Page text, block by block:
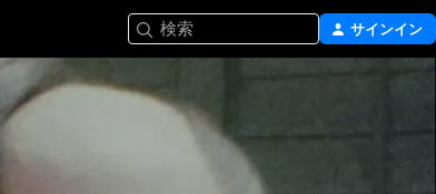
検索 サインイン